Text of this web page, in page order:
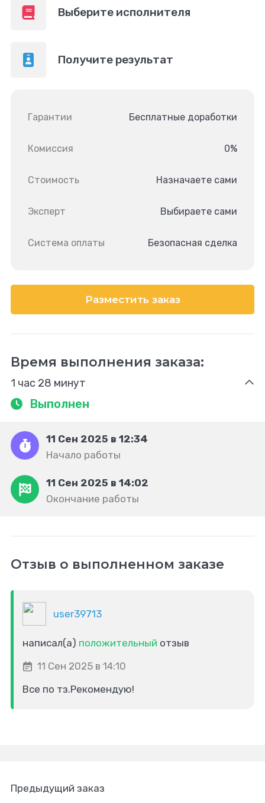
Выберите исполнителя
Получите результат
Гарантии Бесплатные доработки
Комиссия 0%
Стоимость Назначаете сами
Эксперт Выбираете сами
Система оплаты Безопасная сделка
Разместить заказ
Время выполнения заказа:
1 час 28 минут
Выполнен
11 Сен 2025 в 12:34
Начало работы
11 Сен 2025 в 14:02
Окончание работы
Отзыв о выполненном заказе
user39713
написал(а) положительный отзыв
11 Сен 2025 в 14:10
Все по тз.Рекомендую!
Предыдущий заказ